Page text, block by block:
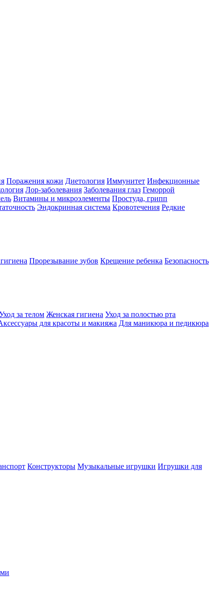
Поражения кожи Диетология Иммунитет Инфекционные
Лор-заболевания Заболевания глаз Геморрой
Витамины и микроэлементы Простуда, грипп
Эндокринная система Кровотечения Редкие
Прорезывание зубов Крещение ребенка Безопасность
за телом Женская гигиена Уход за полостью рта
для красоты и макияжа Для маникюра и педикюра
Конструкторы Музыкальные игрушки Игрушки для